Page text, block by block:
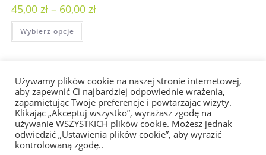
45,00 zł – 60,00 zł
Wybierz opcje
Buldog francuski na poduszce
50,00zł
Wybór opcji
Używamy plików cookie na naszej stronie internetowej,
aby zapewnić Ci najbardziej odpowiednie wrażenia,
zapamiętując Twoje preferencje i powtarzając wizyty.
Klikając „Akceptuj wszystko”, wyrażasz zgodę na
używanie WSZYSTKICH plików cookie. Możesz jednak
odwiedzić „Ustawienia plików cookie”, aby wyrazić
kontrolowaną zgodę..